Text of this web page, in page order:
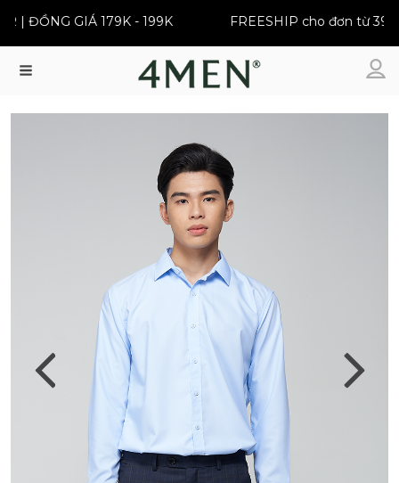
ĐỒNG GIÁ 179K - 199K FREESHIP cho đơn từ 399K